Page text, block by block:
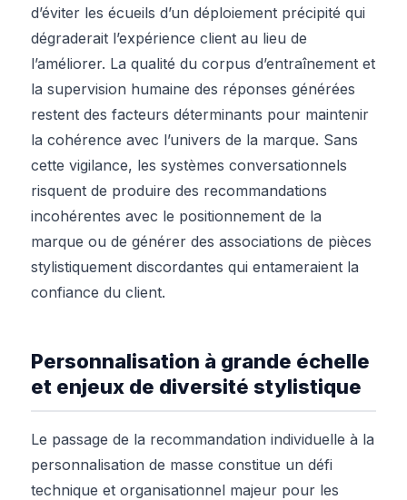
d’éviter les écueils d’un déploiement précipité qui
dégraderait l’expérience client au lieu de
l’améliorer. La qualité du corpus d’entraînement et
la supervision humaine des réponses générées
restent des facteurs déterminants pour maintenir
la cohérence avec l’univers de la marque. Sans
cette vigilance, les systèmes conversationnels
risquent de produire des recommandations
incohérentes avec le positionnement de la
marque ou de générer des associations de pièces
stylistiquement discordantes qui entameraient la
confiance du client.
Personnalisation à grande échelle
et enjeux de diversité stylistique
Le passage de la recommandation individuelle à la
personnalisation de masse constitue un défi
technique et organisationnel majeur pour les